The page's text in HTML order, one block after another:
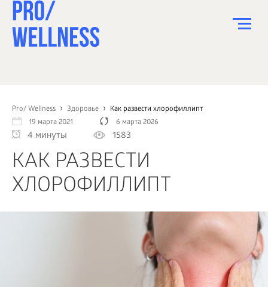
Pro/ Wellness Здоровье
Как развести хлорофиллипт
19 марта 2021
6 марта 2026
4 минуты 1583
КАК РАЗВЕСТИ
ХЛОРОФИЛЛИПТ
СПОРТ
ЗДОРОВЬЕ
КРАСОТА
ПСИХОЛОГИЯ